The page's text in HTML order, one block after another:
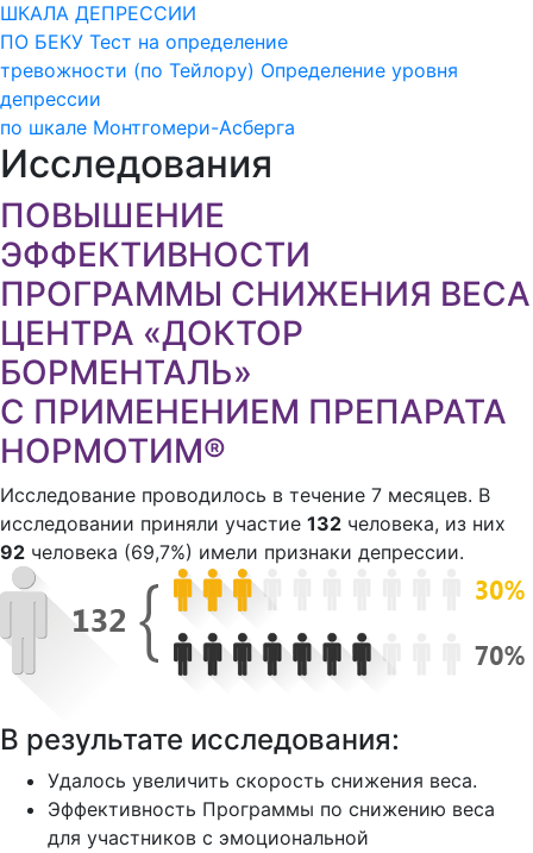
ШКАЛА ДЕПРЕССИИ
ПО БЕКУ Тест на определение
тревожности (по Тейлору) Определение уровня
депрессии
по шкале Монтгомери-Асберга
Исследования
ПОВЫШЕНИЕ
ЭФФЕКТИВНОСТИ
ПРОГРАММЫ СНИЖЕНИЯ ВЕСА
ЦЕНТРА «ДОКТОР
БОРМЕНТАЛЬ»
С ПРИМЕНЕНИЕМ ПРЕПАРАТА
НОРМОТИМ®
Исследование проводилось в течение 7 месяцев. В
исследовании приняли участие 132 человека, из них
92 человека (69,7%) имели признаки депрессии.
В результате исследования:
Удалось увеличить скорость снижения веса.
Эффективность Программы по снижению веса
для участников с эмоциональной